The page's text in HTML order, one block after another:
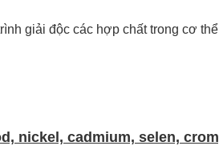
giải độc các hợp chất trong cơ
nickel, cadmium, selen,